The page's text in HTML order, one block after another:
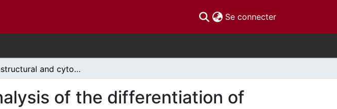
Se connecter(current)
Ultrastructural and cytochemical analysis of the differentiation of ovarian follicular cells : a comparative and embryological study.
of the differentiation of